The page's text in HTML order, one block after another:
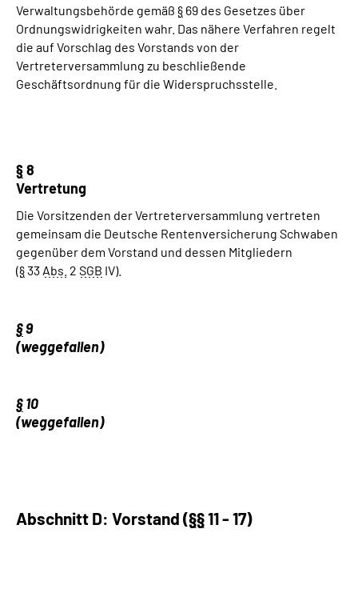
Verwaltungsbehörde gemäß § 69 des Gesetzes über
Ordnungswidrigkeiten wahr. Das nähere Verfahren regelt
die auf Vorschlag des Vorstands von der
Vertreterversammlung zu beschließende
Geschäftsordnung für die Widerspruchsstelle.
§8
Vertretung
Die Vorsitzenden der Vertreterversammlung vertreten
gemeinsam die Deutsche Rentenversicherung Schwaben
gegenüber dem Vorstand und dessen Mitgliedern
(§33 Abs. 2 SGB IV).
§9
(weggefallen)
§10
(weggefallen)
Abschnitt D: Vorstand (§§11 - 17)